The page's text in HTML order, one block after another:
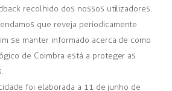
recolhido dos nossos utilizadores.
que reveja periodicamente
se manter informado acerca de como
de Coimbra está a proteger as
foi elaborada a 11 de junho de